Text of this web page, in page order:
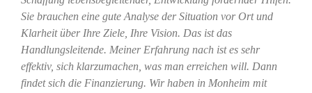
Sie brauchen eine gute Analyse der Situation vor Ort und
Klarheit über Ihre Ziele, Ihre Vision. Das ist das
Handlungsleitende. Meiner Erfahrung nach ist es sehr
effektiv, sich klarzumachen, was man erreichen will. Dann
findet sich die Finanzierung. Wir haben in Monheim mit